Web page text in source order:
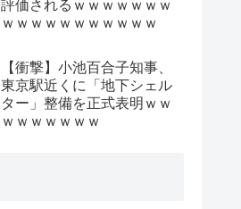
評価されるｗｗｗｗｗｗｗ
ｗｗｗｗｗｗｗｗｗｗｗ
【衝撃】小池百合子知事、
東京駅近くに「地下シェル
ター」整備を正式表明ｗｗ
ｗｗｗｗｗｗｗ